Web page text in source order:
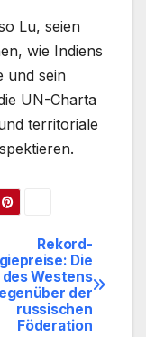
Lu, seien
wie Indiens
und sein
UN-Charta
territoriale
Rekord-
Die
des Westens
der
russischen
Föderation